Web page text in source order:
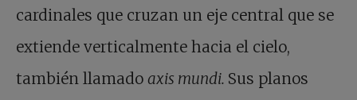
cardinales que cruzan un eje central que se
extiende verticalmente hacia el cielo,
también llamado axis mundi. Sus planos